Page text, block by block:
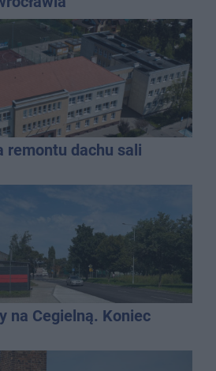
remontu dachu sali
na Cegielną. Koniec